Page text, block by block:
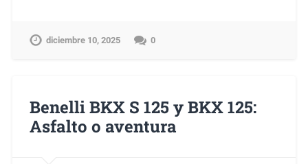
diciembre 10, 2025 0
Benelli BKX S 125 y BKX 125:
Asfalto o aventura